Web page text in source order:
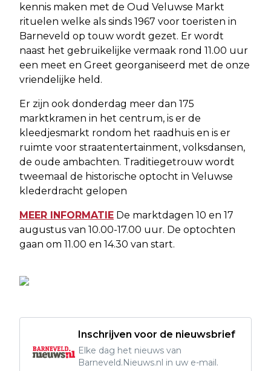
kennis maken met de Oud Veluwse Markt
rituelen welke als sinds 1967 voor toeristen in
Barneveld op touw wordt gezet. Er wordt
naast het gebruikelijke vermaak rond 11.00 uur
een meet en Greet georganiseerd met de onze
vriendelijke held.
Er zijn ook donderdag meer dan 175
marktkramen in het centrum, is er de
kleedjesmarkt rondom het raadhuis en is er
ruimte voor straatentertainment, volksdansen,
de oude ambachten. Traditiegetrouw wordt
tweemaal de historische optocht in Veluwse
klederdracht gelopen
MEER INFORMATIE De marktdagen 10 en 17
augustus van 10.00-17.00 uur. De optochten
gaan om 11.00 en 14.30 van start.
Inschrijven voor de nieuwsbrief
Elke dag het nieuws van
Barneveld.Nieuws.nl in uw e-mail.